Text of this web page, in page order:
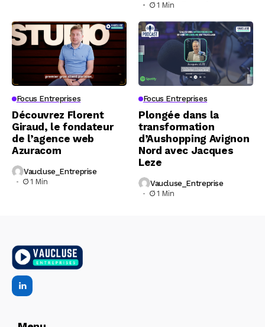
1 Min
Focus Entreprises
Découvrez Florent
Giraud, le fondateur
de l’agence web
Azuracom
Vaucluse_Entreprise
1 Min
Focus Entreprises
Plongée dans la
transformation
d’Aushopping Avignon
Nord avec Jacques
Leze
Vaucluse_Entreprise
1 Min